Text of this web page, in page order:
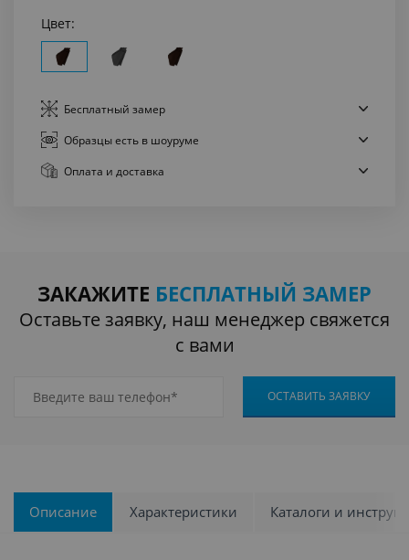
Цвет:
Бесплатный замер
Образцы есть в шоуруме
Оплата и доставка
ЗАКАЖИТЕ БЕСПЛАТНЫЙ ЗАМЕР
Оставьте заявку, наш менеджер свяжется
с вами
Описание Характеристики Каталоги и